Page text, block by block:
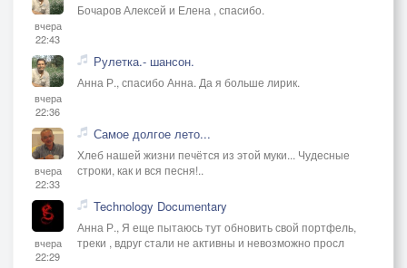
вчера
22:43
Бочаров Алексей и Елена , спасибо.
вчера
22:36
Рулетка.- шансон.
Анна Р., спасибо Анна. Да я больше лирик.
вчера
22:33
Самое долгое лето...
Хлеб нашей жизни печётся из этой муки... Чудесные
строки, как и вся песня!..
вчера
22:29
Technology Documentary
Анна Р., Я еще пытаюсь тут обновить свой портфель,
треки , вдруг стали не активны и невозможно просл